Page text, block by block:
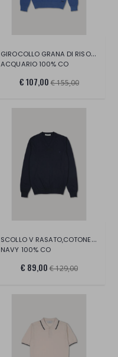
GIROCOLLO GRANA DI RISO CON NIKY, COTONE
ACQUARIO 100% CO
€ 107,00 € 155,00
SCOLLO V RASATO,COTONE TINTO CAPO DIRETT
NAVY 100% CO
€ 89,00 € 129,00